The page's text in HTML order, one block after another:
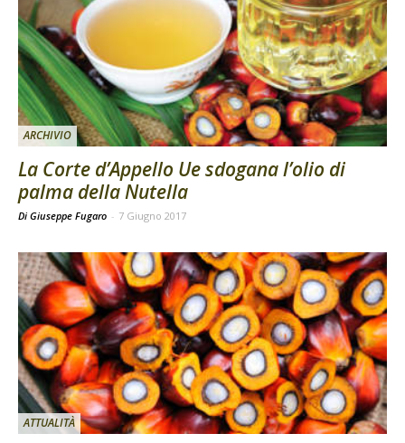
ARCHIVIO
La Corte d’Appello Ue sdogana l’olio di
palma della Nutella
Di Giuseppe Fugaro - 7 Giugno 2017
ATTUALITÀ